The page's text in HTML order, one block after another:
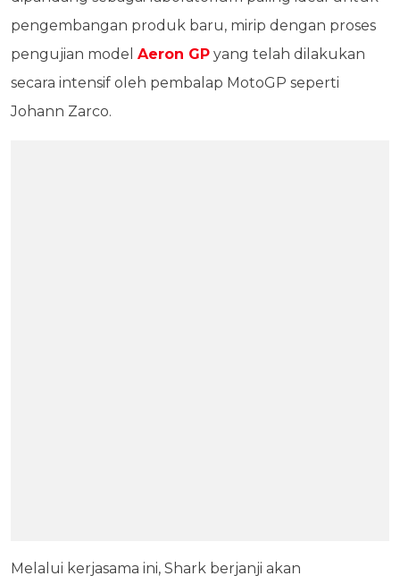
pengembangan produk baru, mirip dengan proses
pengujian model Aeron GP yang telah dilakukan
secara intensif oleh pembalap MotoGP seperti
Johann Zarco.
Melalui kerjasama ini, Shark berjanji akan